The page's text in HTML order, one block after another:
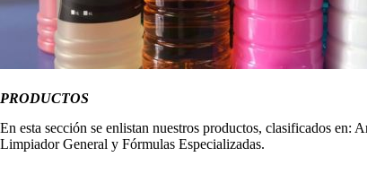
PRODUCTOS
En esta sección se enlistan nuestros productos, clasificados en:
Limpiador General y Fórmulas Especializadas.